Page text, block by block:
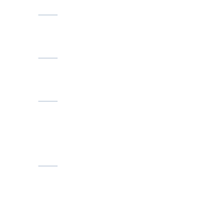
—
—
—
—